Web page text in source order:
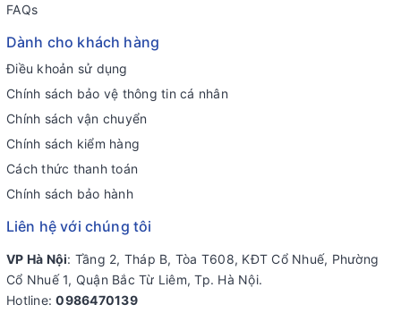
FAQs
Dành cho khách hàng
Điều khoản sử dụng
Chính sách bảo vệ thông tin cá nhân
Chính sách vận chuyển
Chính sách kiểm hàng
Cách thức thanh toán
Chính sách bảo hành
Liên hệ với chúng tôi
VP Hà Nội: Tầng 2, Tháp B, Tòa T608, KĐT Cổ Nhuế, Phường
Cổ Nhuế 1, Quận Bắc Từ Liêm, Tp. Hà Nội.
Hotline:0986470139